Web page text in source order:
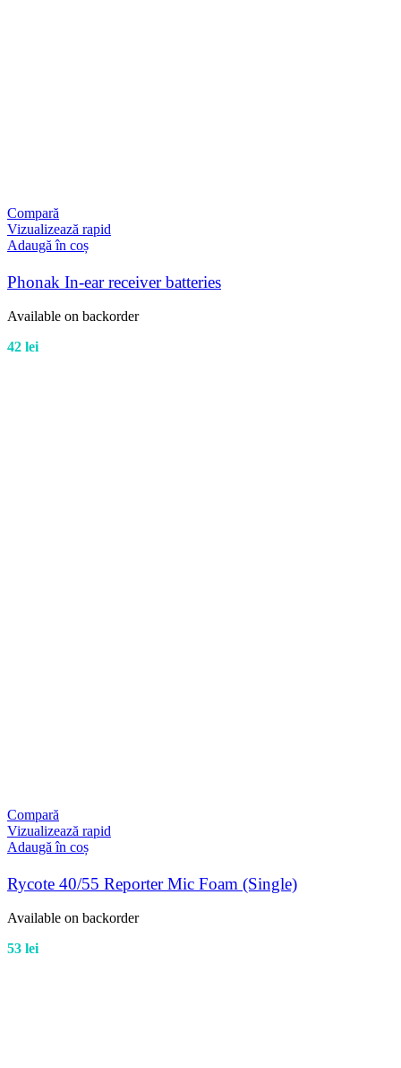
Compară
Vizualizează rapid
Adaugă în coș
Phonak In-ear receiver batteries
Available on backorder
42 lei
Compară
Vizualizează rapid
Adaugă în coș
Rycote 40/55 Reporter Mic Foam (Single)
Available on backorder
53 lei